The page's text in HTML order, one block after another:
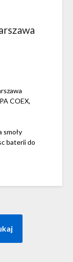
COEX,
smoły
baterii do